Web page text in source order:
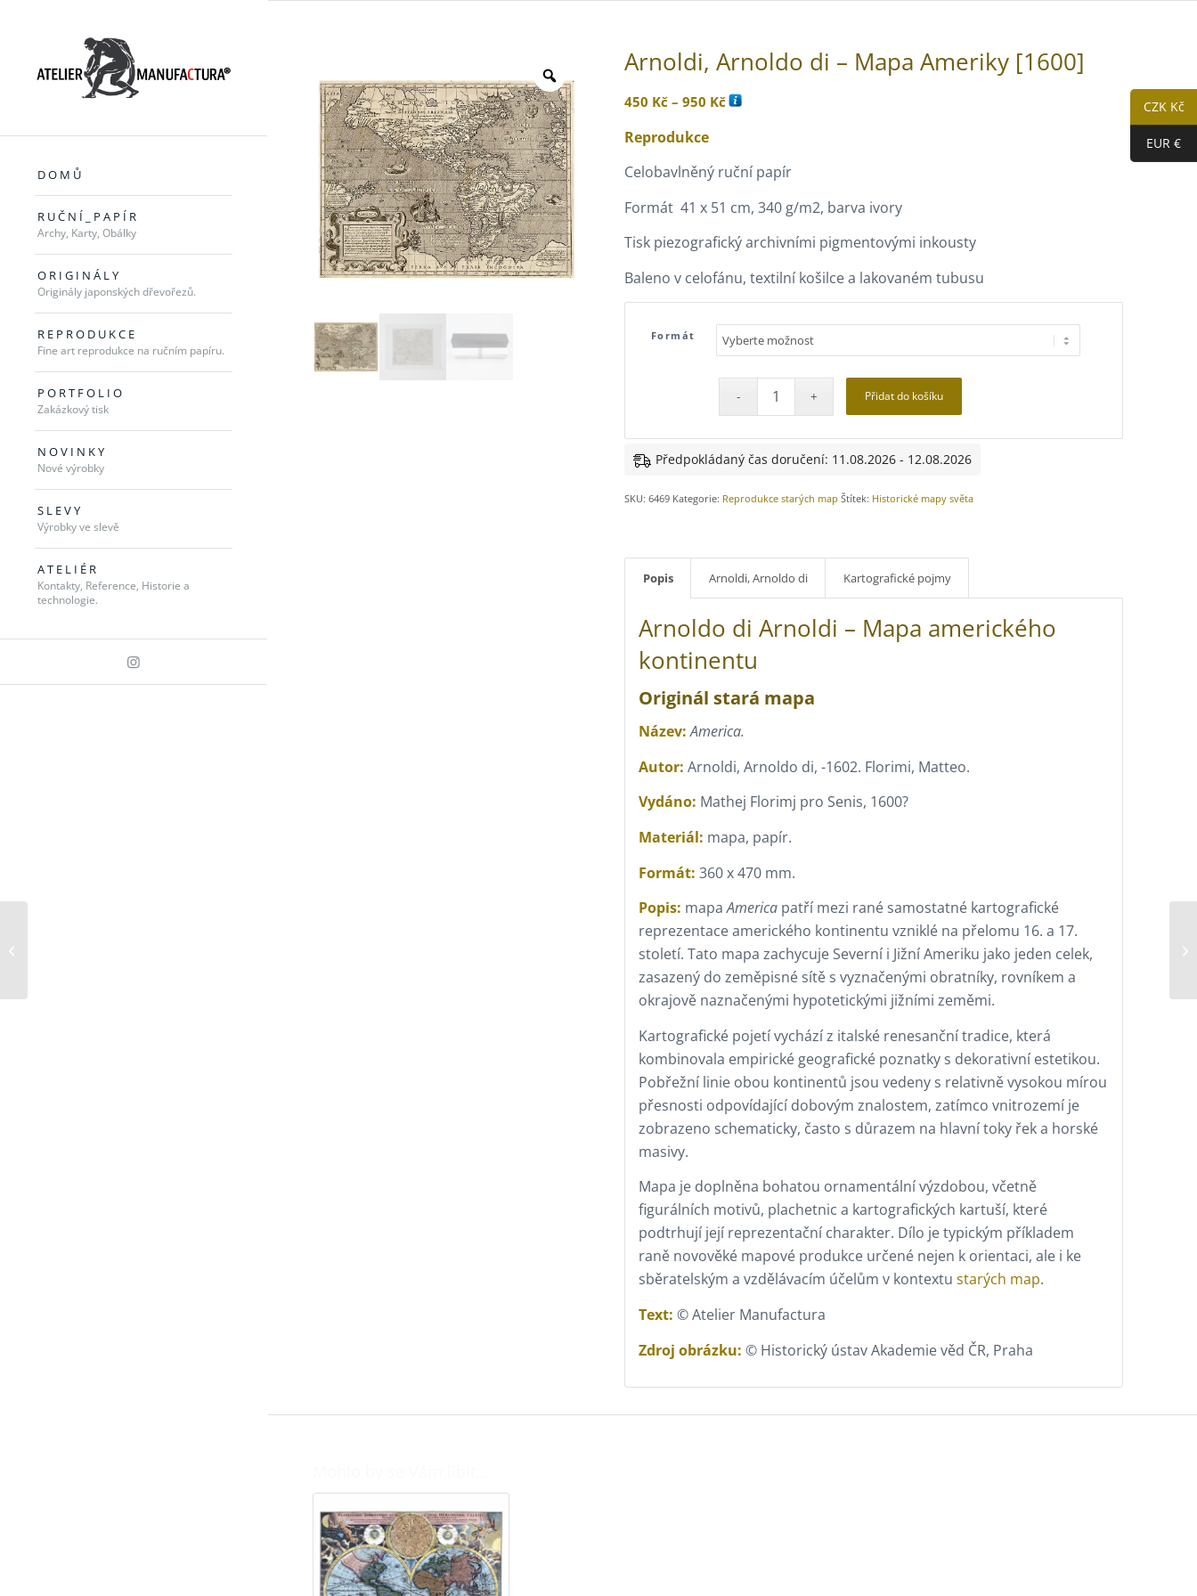
D O M Ů
R U Č N Í _ P A P Í R
Archy, Karty, Obálky
O R I G I N Á L Y
Originály japonských dřevořezů.
R E P R O D U K C E
Fine art reprodukce na ručním papíru.
P O R T F O L I O
Zakázkový tisk
N O V I N K Y
Nové výrobky
S L E V Y
Výrobky ve slevě
A T E L I É R
Kontakty, Reference, Historie a
technologie.
Arnoldi, Arnoldo di – Mapa Ameriky [1600]
450 Kč – 950 KčRozpětí
až
950 Kč
Reprodukce
Celobavlněný ruční papír
Formát 41 x 51 cm, 340 g/m2, barva ivory
Tisk piezografický archivními pigmentovými inkousty
Baleno v celofánu, textilní košilce a lakovaném tubusu
Formát
Přidat do košíku
Předpokládaný čas doručení: 11.08.2026 - 12.08.2026
SKU:6469 Kategorie: Reprodukce starých map Štítek: Historické mapy světa
Popis Arnoldi, Arnoldo di Kartografické pojmy
Arnoldo di Arnoldi – Mapa amerického
kontinentu
Originál stará mapa
Název: America.
Autor: Arnoldi, Arnoldo di, -1602. Florimi, Matteo.
Vydáno: Mathej Florimj pro Senis, 1600?
Materiál: mapa, papír.
Formát: 360 x 470 mm.
Popis: mapaAmerica patří mezi rané samostatné kartografické
reprezentace amerického kontinentu vzniklé na přelomu 16. a 17.
století. Tato mapa zachycuje Severní i Jižní Ameriku jako jeden celek,
zasazený do zeměpisné sítě s vyznačenými obratníky, rovníkem a
okrajově naznačenými hypotetickými jižními zeměmi.
Kartografické pojetí vychází z italské renesanční tradice, která
kombinovala empirické geografické poznatky s dekorativní estetikou.
Pobřežní linie obou kontinentů jsou vedeny s relativně vysokou mírou
přesnosti odpovídající dobovým znalostem, zatímco vnitrozemí je
zobrazeno schematicky, často s důrazem na hlavní toky řek a horské
masivy.
Mapa je doplněna bohatou ornamentální výzdobou, včetně
figurálních motivů, plachetnic a kartografických kartuší, které
podtrhují její reprezentační charakter. Dílo je typickým příkladem
raně novověké mapové produkce určené nejen k orientaci, ale i ke
sběratelským a vzdělávacím účelům v kontextustarých map.
Text: © Atelier Manufactura
Zdroj obrázku: © Historický ústav Akademie věd ČR, Praha
CZK Kč
EUR €